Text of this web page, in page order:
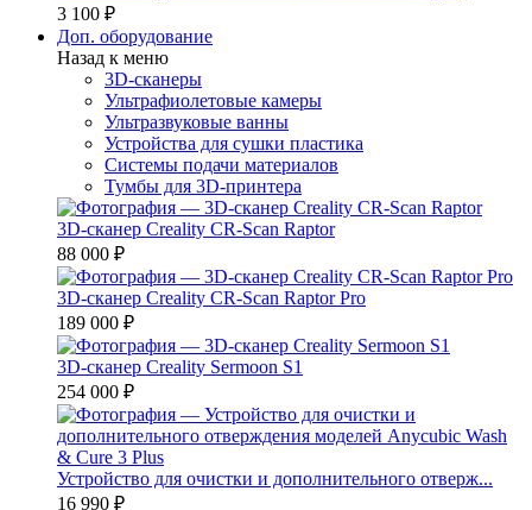
3 100 ₽
Доп. оборудование
Назад к меню
3D-сканеры
Ультрафиолетовые камеры
Ультразвуковые ванны
Устройства для сушки пластика
Системы подачи материалов
Тумбы для 3D-принтера
3D-сканер Creality CR-Scan Raptor
88 000 ₽
3D-сканер Creality CR-Scan Raptor Pro
189 000 ₽
3D-сканер Creality Sermoon S1
254 000 ₽
Устройство для очистки и дополнительного отверж...
16 990 ₽